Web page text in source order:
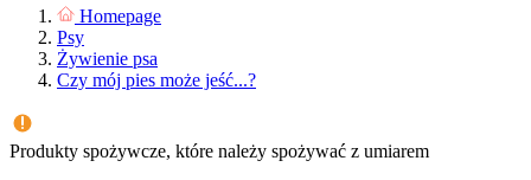
Homepage
Psy
Żywienie psa
Czy mój pies może jeść...?
Produkty spożywcze, które należy spożywać z umiarem